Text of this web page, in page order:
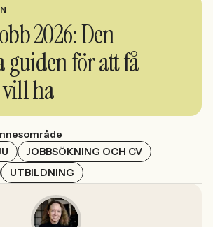
2026: Den
guiden för att få
ha
JOBBSÖKNING OCH CV
UTBILDNING